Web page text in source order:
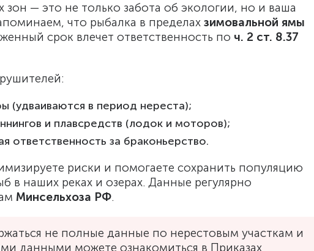
— это не только забота об экологии, но и ваша
что рыбалка в пределах зимовальной ямы
срок влечет ответственность по ч. 2 ст. 8.37
(удваиваются в период нереста);
и плавсредств (лодок и моторов);
ответственность за браконьерство.
риски и помогаете сохранить популяцию
в наших реках и озерах. Данные регулярно
Минсельхоза РФ.
не полные данные по нерестовым участкам и
данными можете ознакомиться в Приказах